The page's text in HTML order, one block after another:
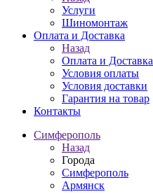
Услуги
Шиномонтаж
Оплата и Доставка
Назад
Оплата и Доставка
Условия оплаты
Условия доставки
Гарантия на товар
Контакты
Симферополь
Назад
Города
Симферополь
Армянск